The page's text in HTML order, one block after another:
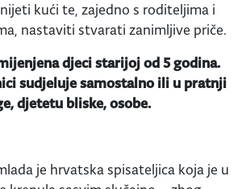
kući te, zajedno s roditeljima i
nastaviti stvarati zanimljive priče.
djeci starijoj od 5 godina.
sudjeluje samostalno ili u pratnji
djetetu bliske, osobe.
je hrvatska spisateljica koja je u